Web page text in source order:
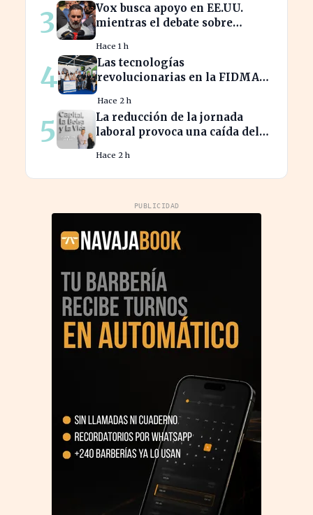
3
Vox busca apoyo en EE.UU.
mientras el debate sobre
intensifica
Hace 1 h
4
Las tecnologías
revolucionarias en la FIDMA
empresarial en Asturias
Hace 2 h
5
La reducción de la jornada
laboral provoca una caída del
española
Hace 2 h
PUBLICIDAD